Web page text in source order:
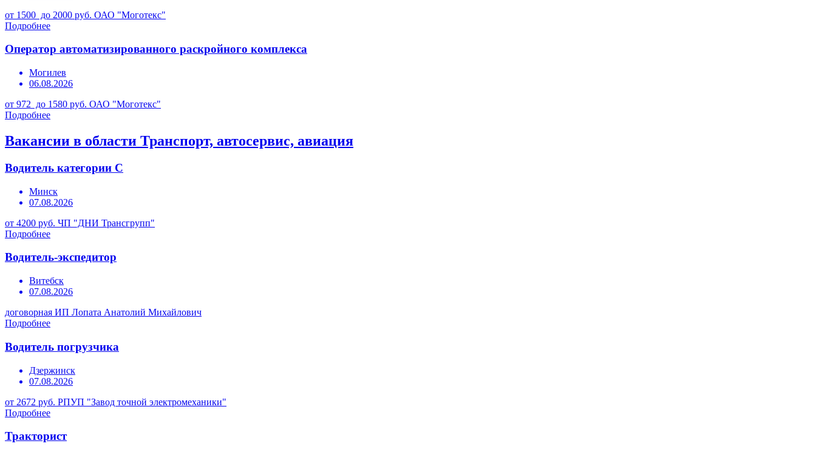
от 1500 до 2000 руб. ОАО "Моготекс"
Подробнее
Оператор автоматизированного раскройного комплекса
Могилев
06.08.2026
от 972 до 1580 руб. ОАО "Моготекс"
Подробнее
Вакансии в области Транспорт, автосервис, авиация
Водитель категории С
Минск
07.08.2026
от 4200 руб. ЧП "ДНИ Трансгрупп"
Подробнее
Водитель-экспедитор
Витебск
07.08.2026
договорная ИП Лопата Анатолий Михайлович
Подробнее
Водитель погрузчика
Дзержинск
07.08.2026
от 2672 руб. РПУП "Завод точной электромеханики"
Подробнее
Тракторист